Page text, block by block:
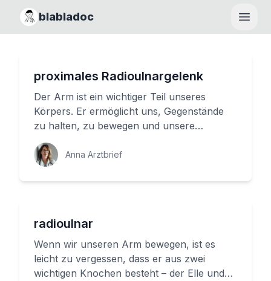
blabladoc
proximales Radioulnargelenk
Der Arm ist ein wichtiger Teil unseres
Körpers. Er ermöglicht uns, Gegenstände
zu halten, zu bewegen und unsere
Umgebung wahrzunehmen. Doch was
macht ...Anna Arztbrief
radioulnar
Wenn wir unseren Arm bewegen, ist es
leicht zu vergessen, dass er aus zwei
wichtigen Knochen besteht – der Elle und